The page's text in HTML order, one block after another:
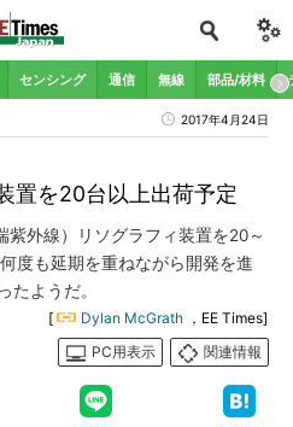
センシング 通信 無線 部品/材料
2017年4月24日
置を20台以上出荷予定
紫外線）リソグラフィ装置を20～
度も延期を重ねながら開発を進
たようだ。
[ Dylan McGrath ，EE Times]
PC用表示
関連情報